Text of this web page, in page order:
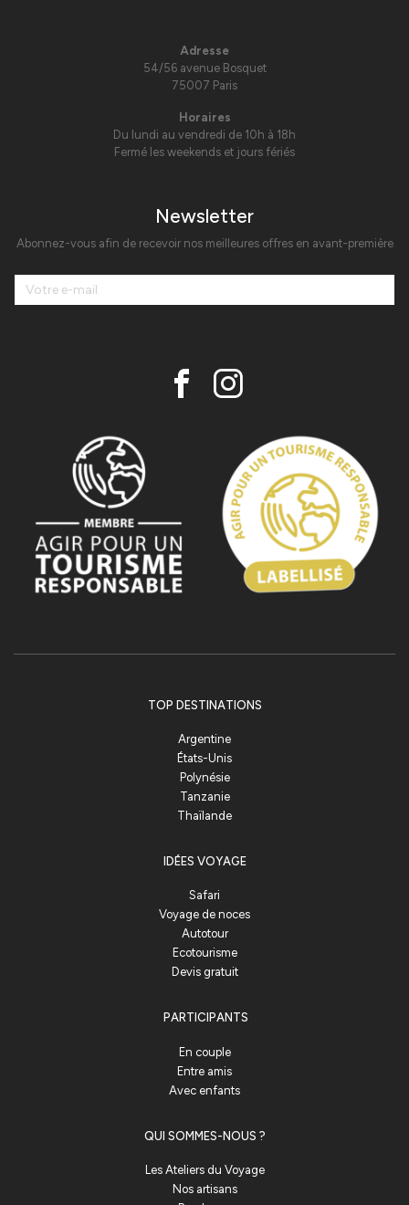
Adresse
54/56 avenue Bosquet
75007 Paris
Horaires
Du lundi au vendredi de 10h à 18h
Fermé les weekends et jours fériés
Newsletter
Abonnez-vous afin de recevoir nos meilleures offres en avant-première
TOP DESTINATIONS
Argentine
États-Unis
Polynésie
Tanzanie
Thaïlande
IDÉES VOYAGE
Safari
Voyage de noces
Autotour
Ecotourisme
Devis gratuit
PARTICIPANTS
En couple
Entre amis
Avec enfants
QUI SOMMES-NOUS ?
Les Ateliers du Voyage
Nos artisans